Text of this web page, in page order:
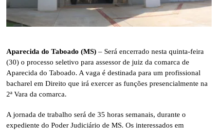
Aparecida do Taboado (MS) – Será encerrado nesta quinta-feira
(30) o processo seletivo para assessor de juiz da comarca de
Aparecida do Taboado. A vaga é destinada para um profissional
bacharel em Direito que irá exercer as funções presencialmente na
2ª Vara da comarca.
A jornada de trabalho será de 35 horas semanais, durante o
expediente do Poder Judiciário de MS. Os interessados em